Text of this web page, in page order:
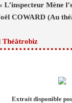
L’inspecteur Mène
COWARD (Au
Théâtrobiz
Extrait disponible